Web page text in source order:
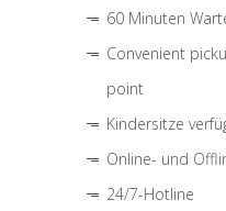
60 Minuten
Convenient
point
Kindersitze
Online- und
24/7-Hotline